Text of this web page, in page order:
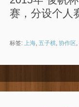
赛，分设个人
标签: 上海 五子棋 协作区